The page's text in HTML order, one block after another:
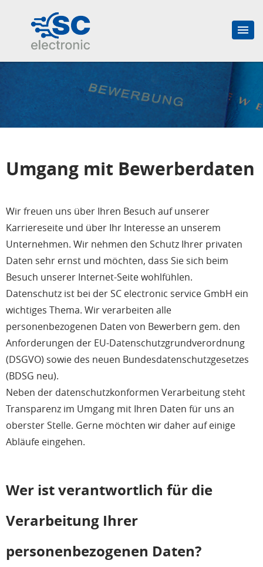
Umgang mit Bewerberdaten
Wir freuen uns über Ihren Besuch auf unserer
Karriereseite und über Ihr Interesse an unserem
Unternehmen. Wir nehmen den Schutz Ihrer privaten
Daten sehr ernst und möchten, dass Sie sich beim
Besuch unserer Internet-Seite wohlfühlen.
Datenschutz ist bei der SC electronic service GmbH ein
wichtiges Thema. Wir verarbeiten alle
personenbezogenen Daten von Bewerbern gem. den
Anforderungen der EU-Datenschutzgrundverordnung
(DSGVO) sowie des neuen Bundesdatenschutzgesetzes
(BDSG neu).
Neben der datenschutzkonformen Verarbeitung steht
Transparenz im Umgang mit Ihren Daten für uns an
oberster Stelle. Gerne möchten wir daher auf einige
Abläufe eingehen.
Wer ist verantwortlich für die
Verarbeitung Ihrer
personenbezogenen Daten?